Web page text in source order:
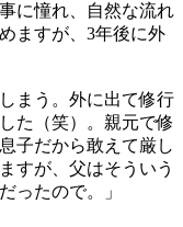
に憧れ、自然な流れ
ますが、3年後に外
まう。外に出て修行
た（笑）。親元で修
子だから敢えて厳し
すが、父はそういう
ったので。」